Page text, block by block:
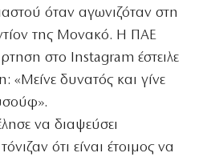
όταν αγωνιζόταν στη
της Μονακό. Η ΠΑΕ
στο Instagram έστειλε
«Μείνε δυνατός και γίνε
να διαψεύσει
ότι είναι έτοιμος να